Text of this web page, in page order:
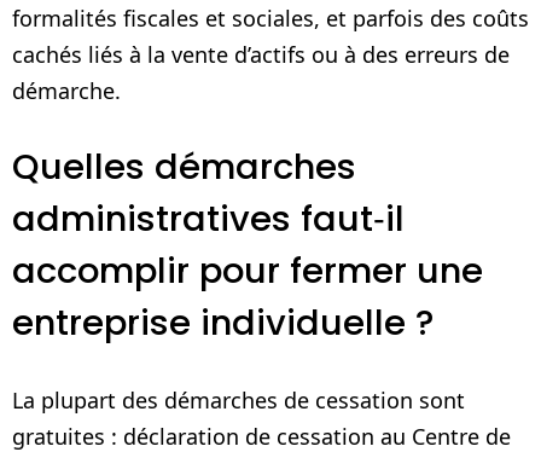
formalités fiscales et sociales, et parfois des coûts
cachés liés à la vente d’actifs ou à des erreurs de
démarche.
Quelles démarches
administratives faut‑il
accomplir pour fermer une
entreprise individuelle ?
La plupart des démarches de cessation sont
gratuites : déclaration de cessation au Centre de